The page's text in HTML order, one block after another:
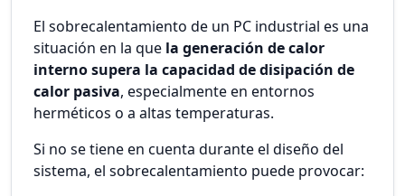
El sobrecalentamiento de un PC industrial es una
situación en la que la generación de calor
interno supera la capacidad de disipación de
calor pasiva, especialmente en entornos
herméticos o a altas temperaturas.
Si no se tiene en cuenta durante el diseño del
sistema, el sobrecalentamiento puede provocar: